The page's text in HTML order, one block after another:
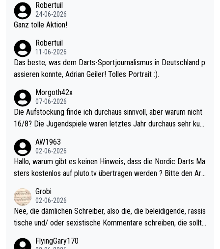
mal 40+ erst recht. Da gewinnst keinen Blumentopf - ist ja noc
h krasser wie ein Pokalspiel eines Kreisligisten vs einem Bund
Robertuil
24-06-2026
Ganz tolle Aktion!
Robertuil
11-06-2026
Das beste, was dem Darts-Sportjournalismus in Deutschland p
assieren konnte, Adrian Geiler! Tolles Portrait :).
Morgoth42x
07-06-2026
Die Aufstockung finde ich durchaus sinnvoll, aber warum nicht
16/8? Die Jugendspiele waren letztes Jahr durchaus sehr kurz
Allerdings ist Mitchell Lawrie als Nummer 1 der Welt eh qualifi
ziert. Somit ändert die automatische Qualifikation des Weltmei
sters erstmal nichts. Ich denke sie wollen damit für nächstes J
ohl wenig WDF Turniere spielen. Dies war bei Archie Self letzt
es Jahr der Fall. Er musste als amtierender Weltmeister durch
den Qualifier und ich glaube kaum, dass Mitchel sich das (in Ve
el hat.
AW1963
02-06-2026
Hallo, warum gibt es keinen Hinweis, dass die Nordic Darts Ma
sters kostenlos auf pluto.tv übertragen werden ? Bitte den Arti
Grobi
02-06-2026
Nee, die dämlichen Schreiber, also die, die beleidigende, rassis
tische und/ oder sexistische Kommentare schreiben, die sollte
s Leben in den Griff kriegen. Nur eins wundert mich: Luke Little
FlyingGary170